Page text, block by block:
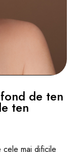
de ten
ten
mai dificile